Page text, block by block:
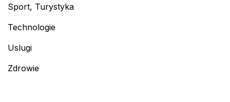
Sport, Turystyka
Technologie
Uslugi
Zdrowie